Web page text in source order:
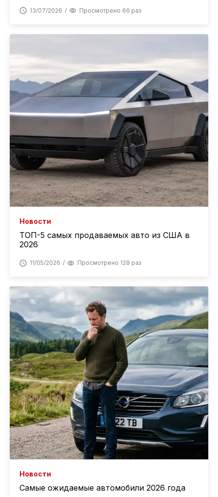
13/07/2026 Просмотрено 66 раз
Новости
ТОП-5 самых продаваемых авто из США в
2026
11/05/2026 Просмотрено 128 раз
Новости
Самые ожидаемые автомобили 2026 года